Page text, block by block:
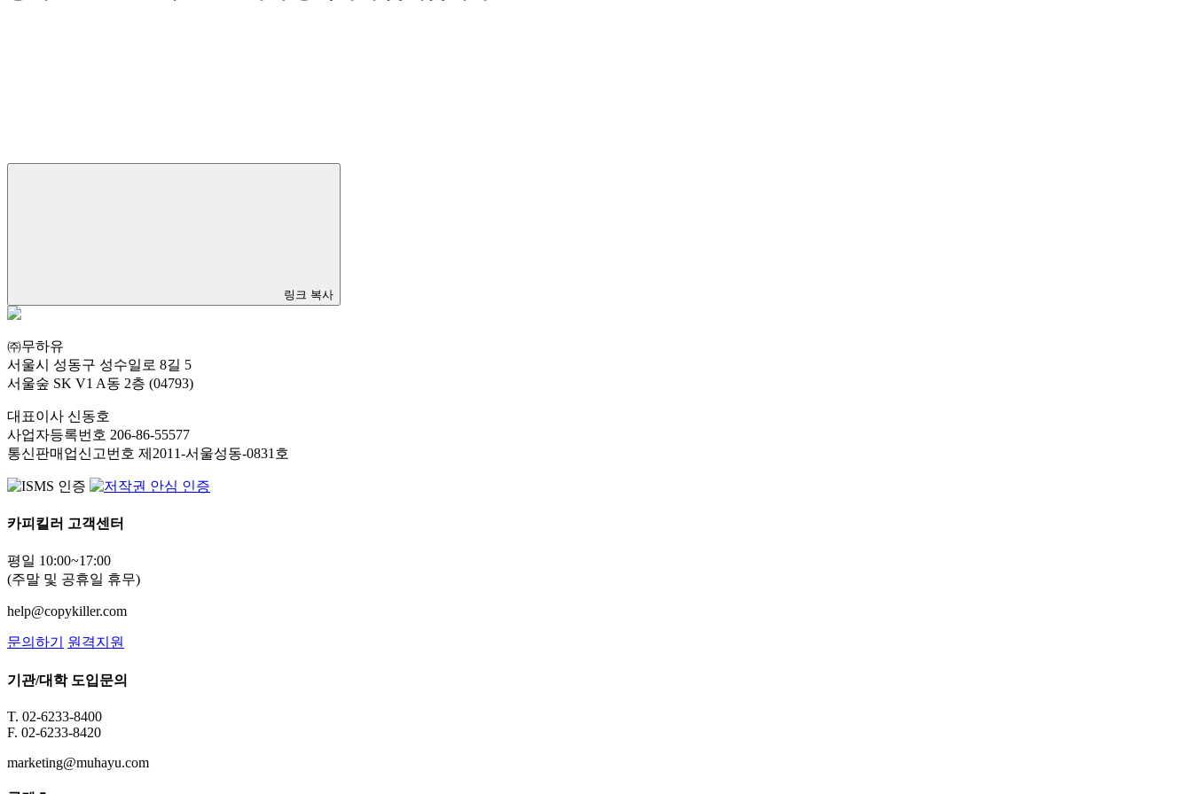
링크 복사
㈜무하유
서울시 성동구 성수일로 8길 5
서울숲 SK V1 A동 2층 (04793)
대표이사 신동호
사업자등록번호 206-86-55577
통신판매업신고번호 제2011-서울성동-0831호
카피킬러 고객센터
평일 10:00~17:00
(주말 및 공휴일 휴무)
help@copykiller.com
문의하기 원격지원
기관/대학 도입문의
T. 02-6233-8400
F. 02-6233-8420
marketing@muhayu.com